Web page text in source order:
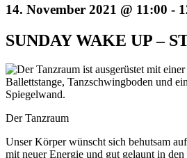
14. November 2021 @ 11:00 -
SUNDAY WAKE UP –
Der Tanzraum
Unser Körper wünscht sich behutsam
mit neuer Energie und gut gelaunt in